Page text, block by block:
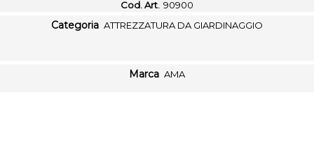
Cod. Art. 90900
Categoria ATTREZZATURA DA GIARDINAGGIO
Marca AMA